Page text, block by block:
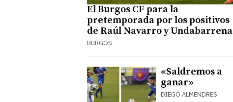
El Burgos CF para la
pretemporada por los positivos
de Raúl Navarro y Undabarrena
BURGOS
«Saldremos a
ganar»
DIEGO ALMENDRES